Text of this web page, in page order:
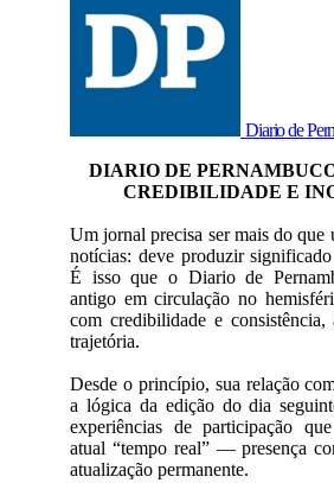
Diario de
DIARIO DE
CREDIBILIDADE E
Um jornal precisa ser mais do que
notícias: deve produzir
É isso que o Diario de
antigo em circulação no
com credibilidade e
trajetória.
Desde o princípio, sua relação
a lógica da edição do dia
experiências de participação
atual “tempo real” — presença
atualização permanente.